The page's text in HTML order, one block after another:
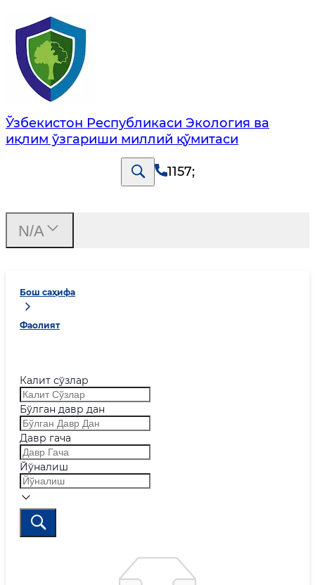
Ўзбекистон Республикаси Экология ва
иқлим ўзгариши миллий қўмитаси
1157;
Бош саҳифа
Фаолият
Калит сўзлар
Бўлган давр дан
Давр гача
Йўналиш
N/A